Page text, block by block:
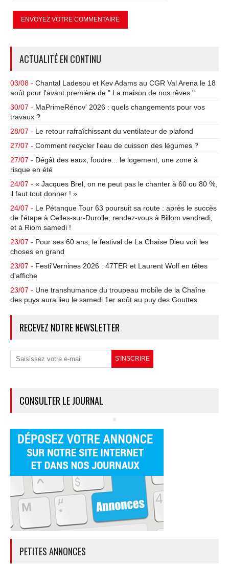
ACTUALITÉ EN CONTINU
03/08 - Chantal Ladesou et Kev Adams au CGR Val Arena le 18
août pour l'avant première de " La maison de nos rêves "
30/07 - MaPrimeRénov' 2026 : quels changements pour vos
travaux ?
28/07 - Le retour rafraîchissant du ventilateur de plafond
27/07 - Comment recycler l'eau de cuisson des légumes ?
27/07 - Dégât des eaux, foudre... le logement, une zone à
risque en été
24/07 - « Jacques Brel, on ne peut pas le chanter à 60 ou 80 %,
il faut tout donner ! »
24/07 - Le Pétanque Tour 63 poursuit sa route : après le succès
de l'étape à Celles-sur-Durolle, rendez-vous à Billom vendredi,
et à Riom samedi !
23/07 - Pour ses 60 ans, le festival de La Chaise Dieu voit les
choses en grand
23/07 - Festi'Vernines 2026 : 47TER et Laurent Wolf en têtes
d'affiche
23/07 - Une transhumance du troupeau mobile de la Chaîne
des puys aura lieu le samedi 1er août au puy des Gouttes
RECEVEZ NOTRE NEWSLETTER
CONSULTER LE JOURNAL
PETITES ANNONCES